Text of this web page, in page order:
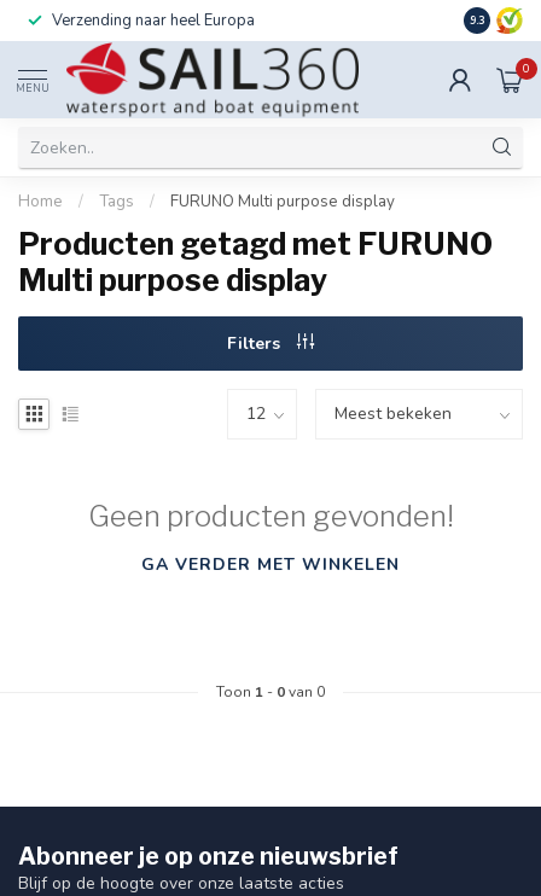
Verzending naar heel Europa Ook
9.3
MENU
0
Home / Tags / FURUNO Multi purpose display
Producten getagd met FURUNO
Multi purpose display
Filters
Geen producten gevonden!
GA VERDER MET WINKELEN
Toon 1 - 0van 0
Abonneer je op onze nieuwsbrief
Blijf op de hoogte over onze laatste acties